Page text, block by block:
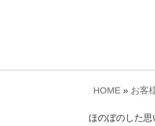
HOME » お客
ほのぼのした